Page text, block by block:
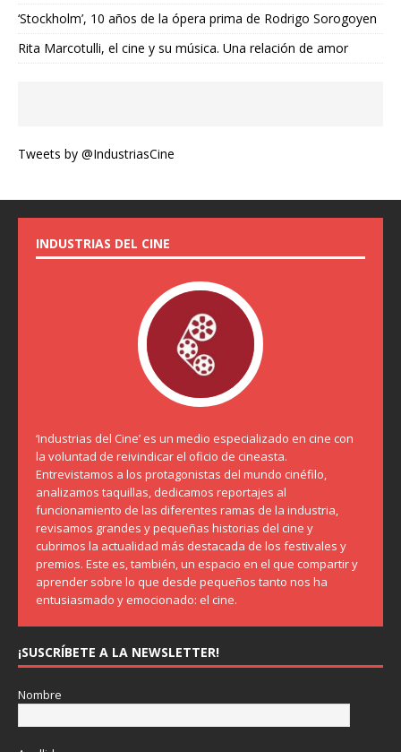
‘Stockholm’, 10 años de la ópera prima de Rodrigo Sorogoyen
Rita Marcotulli, el cine y su música. Una relación de amor
Tweets by @IndustriasCine
INDUSTRIAS DEL CINE
‘Industrias del Cine’ es un medio especializado en cine con
la voluntad de reivindicar el oficio de cineasta.
Entrevistamos a los protagonistas del mundo cinéfilo,
analizamos taquillas, dedicamos reportajes al
funcionamiento de las diferentes ramas de la industria,
revisamos grandes y pequeñas historias del cine y
cubrimos la actualidad más destacada de los festivales y
premios. Este es, también, un espacio en el que compartir y
aprender sobre lo que desde pequeños tanto nos ha
entusiasmado y emocionado: el cine.
¡SUSCRÍBETE A LA NEWSLETTER!
Nombre